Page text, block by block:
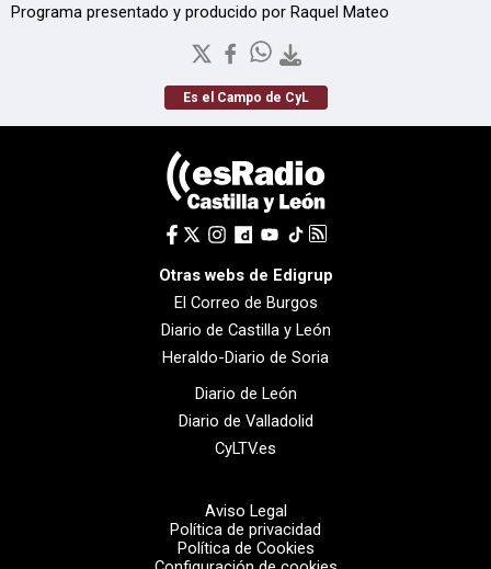
Programa presentado y producido por Raquel Mateo
Es el Campo de CyL
Otras webs de Edigrup
El Correo de Burgos
Diario de Castilla y León
Heraldo-Diario de Soria
Diario de León
Diario de Valladolid
CyLTV.es
Aviso Legal
Política de privacidad
Política de Cookies